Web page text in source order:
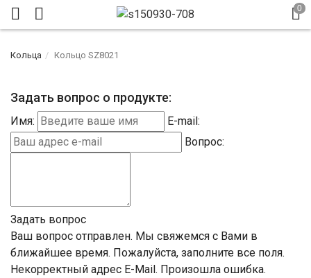
Кольца Кольцо SZ8021
Задать вопрос о продукте:
Имя:
E-mail:
Вопрос:
Задать вопрос
Ваш вопрос отправлен. Мы свяжемся с Вами в
ближайшее время. Пожалуйста, заполните все поля.
Некорректный адрес E-Mail. Произошла ошибка.